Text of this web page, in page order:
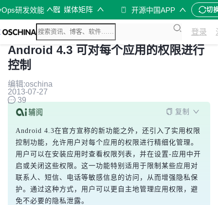
研发效能 媒体矩阵 开源中国APP 切
登录
Android 4.3 可对每个应用的权限进行
控制
编辑:oschina
2013-07-27
39
复制
Android 4.3在官方宣称的新功能之外，还引入了实用权限
控制功能，允许用户对每个应用的权限进行精细化管理。
用户可以在安装应用时查看权限列表，并在设置-应用中开
启或关闭这些权限。这一功能特别适用于限制某些应用对
联系人、短信、电话等敏感信息的访问，从而增强隐私保
护。通过这种方式，用户可以更自主地管理应用权限，避
免不必要的隐私泄露。